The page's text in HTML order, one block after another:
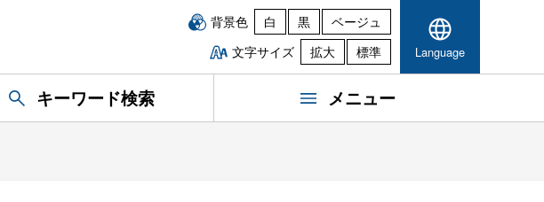
背景色 白 黒
ベージュ
文字サイズ
拡大 標準 Language
キーワード検索 メニュー